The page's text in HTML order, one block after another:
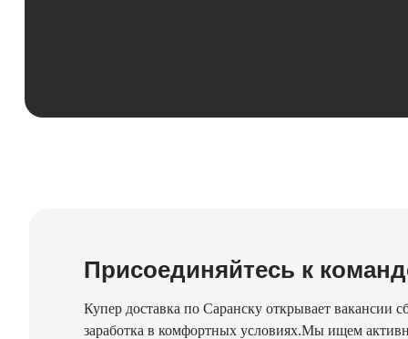
Присоединяйтесь к
Купер доставка по Саранску открывает вакансии
заработка в комфортных условиях.Мы ищем